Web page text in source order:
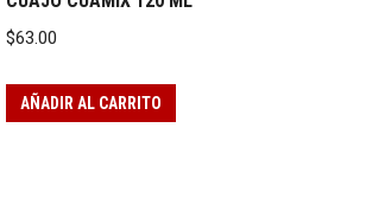
$63.00
AÑADIR AL CARRITO